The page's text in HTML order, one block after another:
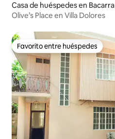
Casa de huéspedes en Bacarra
Olive’s Place en Villa Dolores
Favorito entre huéspedes
Favorito entre huéspedes